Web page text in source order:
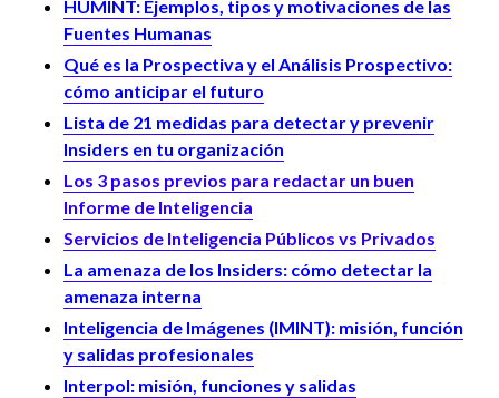
HUMINT: Ejemplos, tipos y motivaciones de las
Fuentes Humanas
Qué es la Prospectiva y el Análisis Prospectivo:
cómo anticipar el futuro
Lista de 21 medidas para detectar y prevenir
Insiders en tu organización
Los 3 pasos previos para redactar un buen
Informe de Inteligencia
Servicios de Inteligencia Públicos vs Privados
La amenaza de los Insiders: cómo detectar la
amenaza interna
Inteligencia de Imágenes (IMINT): misión, función
y salidas profesionales
Interpol: misión, funciones y salidas